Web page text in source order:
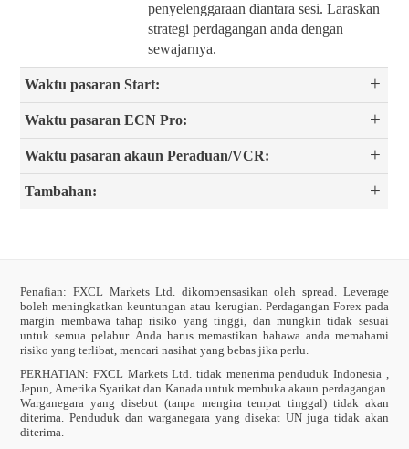
penyelenggaraan diantara sesi. Laraskan
strategi perdagangan anda dengan
sewajarnya.
Waktu pasaran Start:
Waktu pasaran ECN Pro:
Waktu pasaran akaun Peraduan/VCR:
Tambahan:
Penafian: FXCL Markets Ltd. dikompensasikan oleh spread. Leverage
boleh meningkatkan keuntungan atau kerugian. Perdagangan Forex pada
margin membawa tahap risiko yang tinggi, dan mungkin tidak sesuai
untuk semua pelabur. Anda harus memastikan bahawa anda memahami
risiko yang terlibat, mencari nasihat yang bebas jika perlu.
PERHATIAN: FXCL Markets Ltd. tidak menerima penduduk Indonesia ,
Jepun, Amerika Syarikat dan Kanada untuk membuka akaun perdagangan.
Warganegara yang disebut (tanpa mengira tempat tinggal) tidak akan
diterima. Penduduk dan warganegara yang disekat UN juga tidak akan
diterima.